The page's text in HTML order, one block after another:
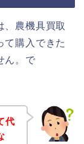
、農機具買取
て購入できた
ん。で
代